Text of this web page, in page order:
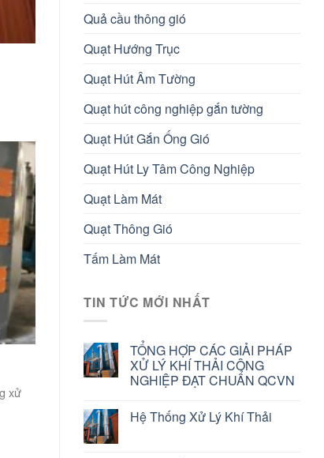
xử
Quả cầu thông gió
Quạt Hướng Trục
Quạt Hút Âm Tường
Quạt hút công nghiệp gắn tường
Quạt Hút Gắn Ống Gió
Quạt Hút Ly Tâm Công Nghiệp
Quạt Làm Mát
Quạt Thông Gió
Tấm Làm Mát
TIN TỨC MỚI NHẤT
TỔNG HỢP CÁC GIẢI PHÁP
XỬ LÝ KHÍ THẢI CÔNG
NGHIỆP ĐẠT CHUẨN QCVN
Hệ Thống Xử Lý Khí Thải